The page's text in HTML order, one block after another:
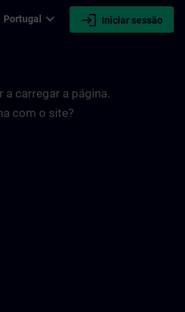
Portugal expand_more login Iniciar sessão
a carregar a página.
com o site?